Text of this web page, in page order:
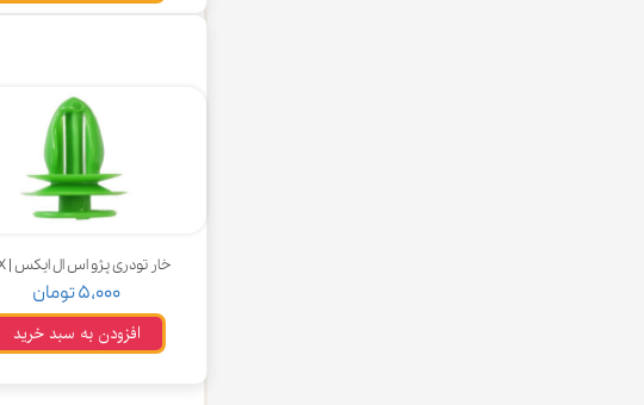
خار تودری پژو اس ال ایکس | SLX
۵,۰۰۰ تومان
افزودن به سبد خرید